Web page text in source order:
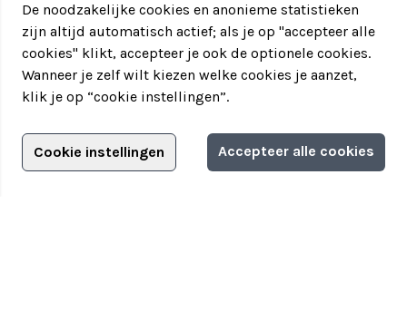
Filter jouw teamuitstapje!
Adverteren?
Adverteerdersopties
De noodzakelijke cookies en anonieme statistieken
zijn altijd automatisch actief; als je op "accepteer alle
cookies" klikt, accepteer je ook de optionele cookies.
Wanneer je zelf wilt kiezen welke cookies je aanzet,
klik je op “cookie instellingen”.
Cookie instellingen Accepteer alle cookies